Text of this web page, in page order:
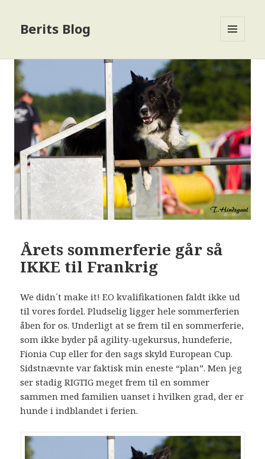
Berits Blog
WIDGETS
Årets sommerferie går så
IKKE til Frankrig
We didn´t make it! EO kvalifikationen faldt ikke ud
til vores fordel. Pludselig ligger hele sommerferien
åben for os. Underligt at se frem til en sommerferie,
som ikke byder på agility-ugekursus, hundeferie,
Fionia Cup eller for den sags skyld European Cup.
Sidstnævnte var faktisk min eneste “plan”. Men jeg
ser stadig RIGTIG meget frem til en sommer
sammen med familien uanset i hvilken grad, der er
hunde i indblandet i ferien.